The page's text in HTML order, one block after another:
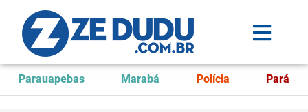
Parauapebas Marabá Polícia Pará